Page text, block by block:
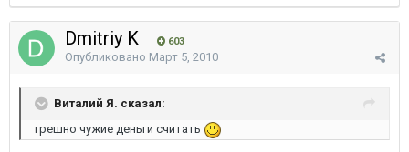
Dmitriy K 603
Опубликовано Март 5, 2010
Виталий Я. сказал:
грешно чужие деньги считать